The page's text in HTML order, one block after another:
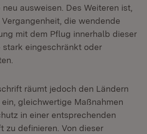
ausweisen. Des Weiteren ist,
die wendende
mit dem Pflug innerhalb dieser
stark eingeschränkt oder
räumt jedoch den Ländern
gleichwertige Maßnahmen
in einer entsprechenden
zu definieren. Von dieser